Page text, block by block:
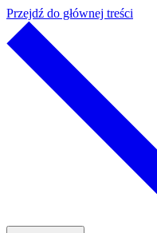
Przejdź do głównej treści